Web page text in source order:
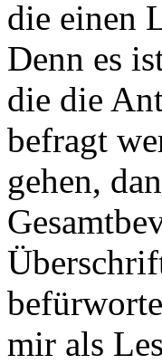
die einen
Denn es
die die
befragt
gehen,
mir als